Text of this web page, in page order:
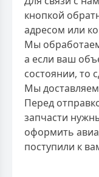
кнопкой
адресом или
Мы
а если ваш
состоянии, то
Мы
Перед
запчасти
оформить
поступили к